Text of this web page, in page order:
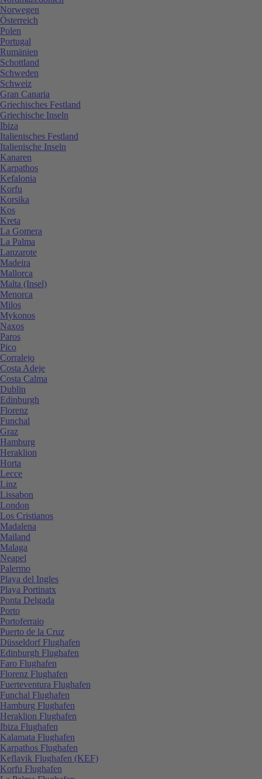
Norwegen
Österreich
Polen
Portugal
Rumänien
Schottland
Schweden
Schweiz
Gran Canaria
Griechisches Festland
Griechische Inseln
Ibiza
Italienisches Festland
Italienische Inseln
Kanaren
Karpathos
Kefalonia
Korfu
Korsika
Kos
Kreta
La Gomera
La Palma
Lanzarote
Madeira
Mallorca
Malta (Insel)
Menorca
Milos
Mykonos
Naxos
Paros
Pico
Corralejo
Costa Adeje
Costa Calma
Dublin
Edinburgh
Florenz
Funchal
Graz
Hamburg
Heraklion
Horta
Lecce
Linz
Lissabon
London
Los Cristianos
Madalena
Mailand
Malaga
Neapel
Palermo
Playa del Ingles
Playa Portinatx
Ponta Delgada
Porto
Portoferraio
Puerto de la Cruz
Düsseldorf Flughafen
Edinburgh Flughafen
Faro Flughafen
Florenz Flughafen
Fuerteventura Flughafen
Funchal Flughafen
Hamburg Flughafen
Heraklion Flughafen
Ibiza Flughafen
Kalamata Flughafen
Karpathos Flughafen
Keflavik Flughafen (KEF)
Korfu Flughafen